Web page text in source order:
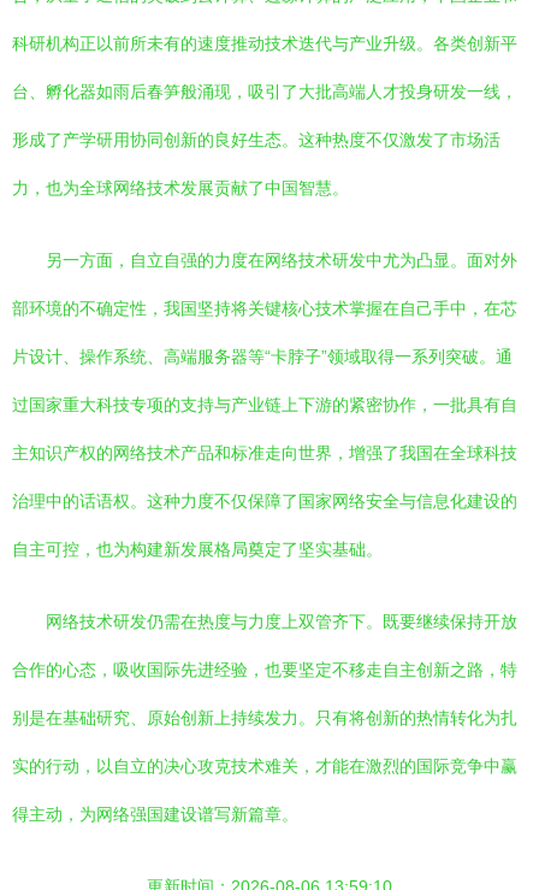
科研机构正以前所未有的速度推动技术迭代与产业升级。各类创新平
台、孵化器如雨后春笋般涌现，吸引了大批高端人才投身研发一线，
形成了产学研用协同创新的良好生态。这种热度不仅激发了市场活
力，也为全球网络技术发展贡献了中国智慧。
另一方面，自立自强的力度在网络技术研发中尤为凸显。面对外
部环境的不确定性，我国坚持将关键核心技术掌握在自己手中，在芯
片设计、操作系统、高端服务器等“卡脖子”领域取得一系列突破。通
过国家重大科技专项的支持与产业链上下游的紧密协作，一批具有自
主知识产权的网络技术产品和标准走向世界，增强了我国在全球科技
治理中的话语权。这种力度不仅保障了国家网络安全与信息化建设的
自主可控，也为构建新发展格局奠定了坚实基础。
网络技术研发仍需在热度与力度上双管齐下。既要继续保持开放
合作的心态，吸收国际先进经验，也要坚定不移走自主创新之路，特
别是在基础研究、原始创新上持续发力。只有将创新的热情转化为扎
实的行动，以自立的决心攻克技术难关，才能在激烈的国际竞争中赢
得主动，为网络强国建设谱写新篇章。